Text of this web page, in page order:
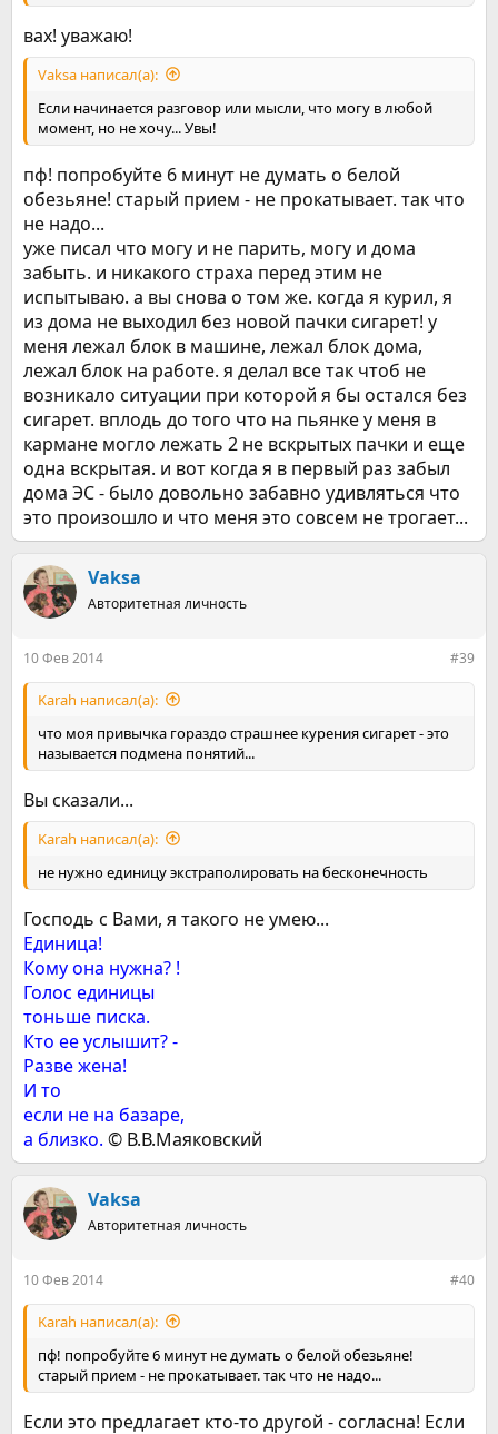
вах! уважаю!
Vaksa написал(а):
Если начинается разговор или мысли, что могу в любой
момент, но не хочу... Увы!
пф! попробуйте 6 минут не думать о белой
обезьяне! старый прием - не прокатывает. так что
не надо...
уже писал что могу и не парить, могу и дома
забыть. и никакого страха перед этим не
испытываю. а вы снова о том же. когда я курил, я
из дома не выходил без новой пачки сигарет! у
меня лежал блок в машине, лежал блок дома,
лежал блок на работе. я делал все так чтоб не
возникало ситуации при которой я бы остался без
сигарет. вплодь до того что на пьянке у меня в
кармане могло лежать 2 не вскрытых пачки и еще
одна вскрытая. и вот когда я в первый раз забыл
дома ЭС - было довольно забавно удивляться что
это произошло и что меня это совсем не трогает...
Vaksa
Авторитетная личность
10 Фев 2014 #39
Karah написал(а):
что моя привычка гораздо страшнее курения сигарет - это
называется подмена понятий...
Вы сказали...
Karah написал(а):
не нужно единицу экстраполировать на бесконечность
Господь с Вами, я такого не умею...
Eдиницa!
Кому она нужна? !
Голос единицы
тоньше писка.
Кто ее услышит? -
Разве жена!
И то
если не на базаре,
а близко. © В.В.Маяковский
Vaksa
Авторитетная личность
10 Фев 2014 #40
Karah написал(а):
пф! попробуйте 6 минут не думать о белой обезьяне!
старый прием - не прокатывает. так что не надо...
Если это предлагает кто-то другой - согласна! Если